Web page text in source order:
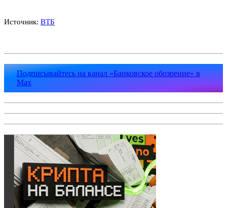
Источник: ВТБ
Подписывайтесь на канал «Банковское обозрение» в
Max